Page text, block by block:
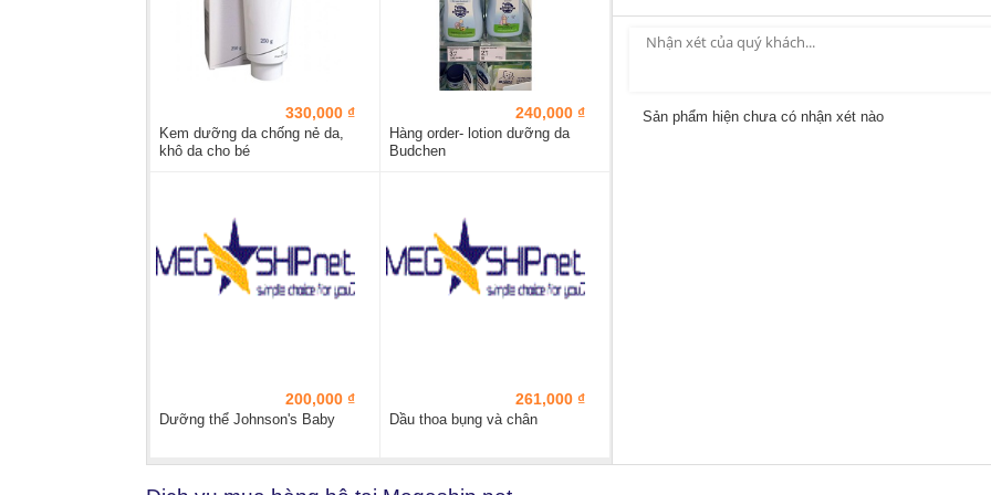
330,000 ₫
Kem dưỡng da chống nẻ da,
khô da cho bé
240,000 ₫
Hàng order- lotion dưỡng da
Budchen
200,000 ₫
Dưỡng thể Johnson's Baby
261,000 ₫
Dầu thoa bụng và chân
Sản phẩm hiện chưa có nhận xét nào